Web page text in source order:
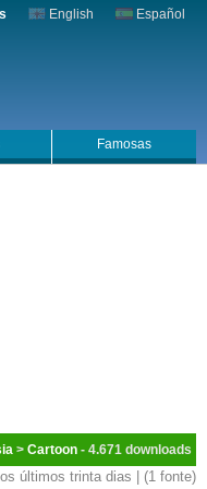
English Español
Famosas
> Cartoon - 4.671
últimos trinta dias | (1 fonte)